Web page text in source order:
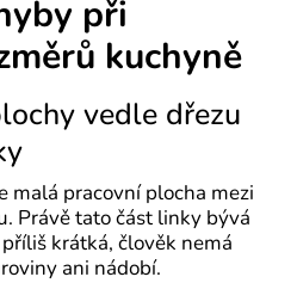
při
kuchyně
vedle dřezu
malá pracovní plocha mezi
Právě tato část linky bývá
krátká, člověk nemá
ani nádobí.